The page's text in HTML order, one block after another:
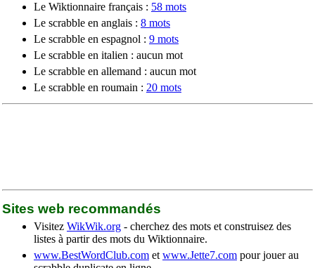
Le Wiktionnaire français : 58 mots
Le scrabble en anglais : 8 mots
Le scrabble en espagnol : 9 mots
Le scrabble en italien : aucun mot
Le scrabble en allemand : aucun mot
Le scrabble en roumain : 20 mots
Sites web recommandés
Visitez WikWik.org - cherchez des mots et construisez des
listes à partir des mots du Wiktionnaire.
www.BestWordClub.com et www.Jette7.com pour jouer au